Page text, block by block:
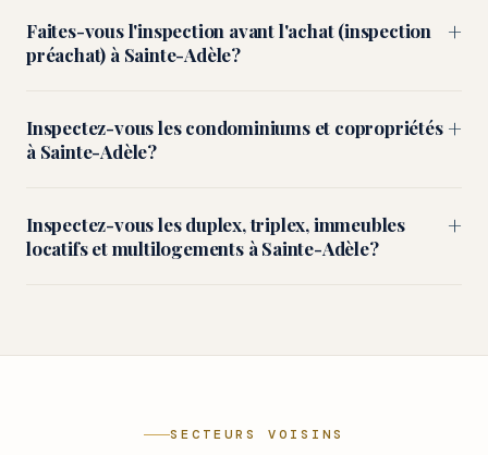
Faites-vous l'inspection avant l'achat (inspection
préachat) à Sainte-Adèle?
+
Inspectez-vous les condominiums et copropriétés
à Sainte-Adèle?
+
Inspectez-vous les duplex, triplex, immeubles
locatifs et multilogements à Sainte-Adèle?
+
SECTEURS VOISINS